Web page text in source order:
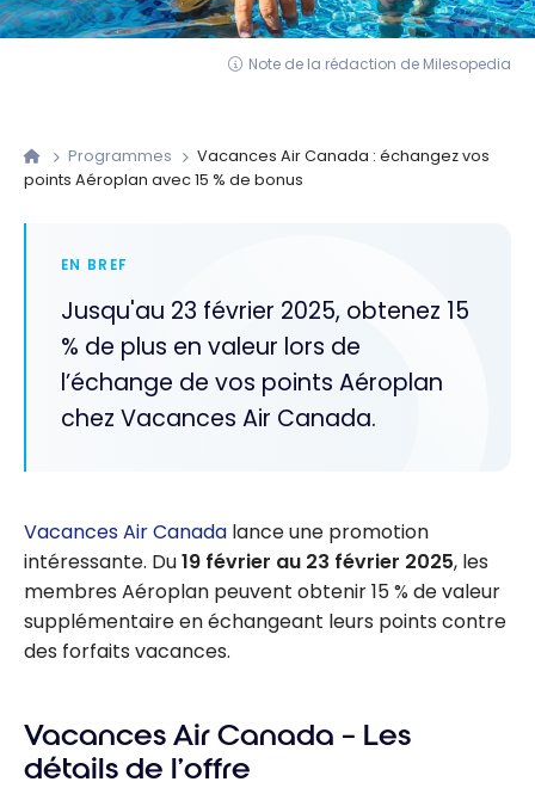
Note de la rédaction de Milesopedia
Programmes
Vacances Air Canada : échangez vos
points Aéroplan avec 15 % de bonus
EN BREF
Jusqu'au 23 février 2025, obtenez 15
% de plus en valeur lors de
l’échange de vos points Aéroplan
chez Vacances Air Canada.
Vacances Air Canada lance une promotion
intéressante. Du19 février au 23 février 2025, les
membres Aéroplan peuvent obtenir15 % de valeur
supplémentaire en échangeant leurs points contre
des forfaits vacances.
Vacances Air Canada – Les
détails de l’offre